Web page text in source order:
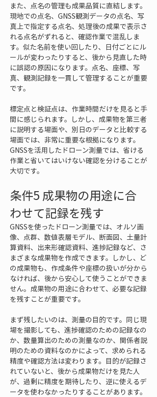
また、点名の管理も成果品質に直結します。
現地での点名、GNSS観測データの点名、写
真上で指定する点名、処理後の成果で表示さ
れる点名がずれると、確認作業で混乱しま
す。似た名前を使い回したり、日付ごとにル
ールが変わったりすると、後から見直した時
に誤認の原因になります。点名、座標、写
真、観測記録を一貫して管理することが重要
です。
標定点と検証点は、作業時間だけを見ると手
間に感じられます。しかし、成果物を第三者
に説明する場面や、別日のデータと比較する
場面では、非常に重要な根拠になります。
GNSSを活用したドローン測量では、省ける
作業と省いてはいけない確認を分けることが
大切です。
条件5 成果物の用途に合
わせて記録を残す
GNSSを使ったドローン測量では、オルソ画
像、点群、数値表層モデル、断面図、土量計
算資料、出来形確認資料、進捗記録など、さ
まざまな成果物を作成できます。しかし、ど
の成果物も、作成条件や座標の扱いが分から
なければ、後から安心して使うことができま
せん。成果物の用途に合わせて、必要な記録
を残すことが重要です。
まず残したいのは、測量の目的です。同じ現
場を撮影しても、進捗確認のための記録なの
か、数量算出のための測量なのか、関係者説
明のための資料なのかによって、求められる
精度や確認方法は変わります。目的が記録さ
れていないと、後から成果物だけを見た人
が、過剰に精度を期待したり、逆に使えるデ
ータを使わなかったりすることがあります。